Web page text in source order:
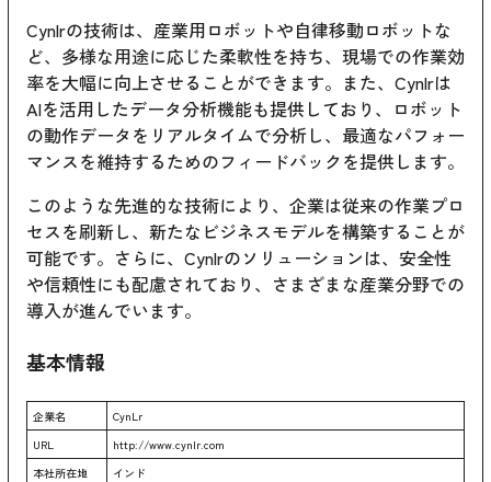
Cynlrの技術は、産業用ロボットや自律移動ロボットな
ど、多様な用途に応じた柔軟性を持ち、現場での作業効
率を大幅に向上させることができます。また、Cynlrは
AIを活用したデータ分析機能も提供しており、ロボット
の動作データをリアルタイムで分析し、最適なパフォー
マンスを維持するためのフィードバックを提供します。
このような先進的な技術により、企業は従来の作業プロ
セスを刷新し、新たなビジネスモデルを構築することが
可能です。さらに、Cynlrのソリューションは、安全性
や信頼性にも配慮されており、さまざまな産業分野での
導入が進んでいます。
基本情報
企業名
CynLr
URL
http://www.cynlr.com
本社所在地
インド